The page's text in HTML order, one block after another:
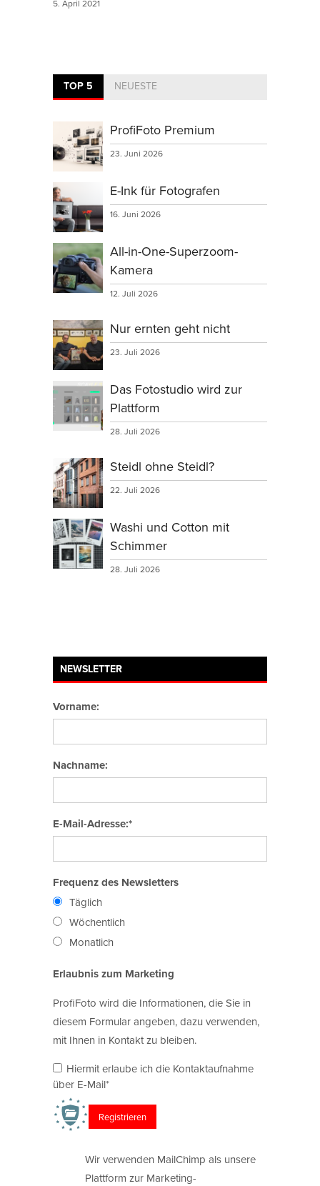
5. April 2021
TOP 5 NEUESTE
ProfiFoto Premium
23. Juni 2026
E-Ink für Fotografen
16. Juni 2026
All-in-One-Superzoom-
Kamera
12. Juli 2026
Nur ernten geht nicht
23. Juli 2026
Das Fotostudio wird zur
Plattform
28. Juli 2026
Steidl ohne Steidl?
22. Juli 2026
Washi und Cotton mit
Schimmer
28. Juli 2026
NEWSLETTER
Vorname:
Nachname:
E-Mail-Adresse:*
Frequenz des Newsletters
Täglich
Wöchentlich
Monatlich
Erlaubnis zum Marketing
ProfiFoto wird die Informationen, die Sie in
diesem Formular angeben, dazu verwenden,
mit Ihnen in Kontakt zu bleiben.
Hiermit erlaube ich die Kontaktaufnahme
über E-Mail*
Wir verwenden MailChimp als unsere
Plattform zur Marketing-